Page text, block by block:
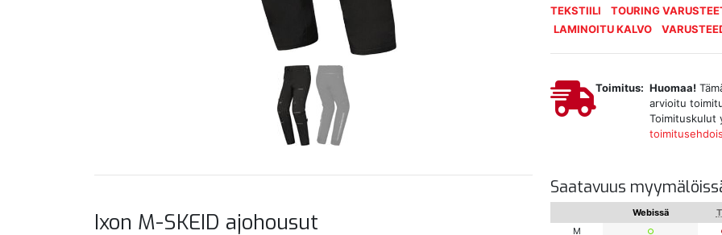
TEKSTIILI
TOURING
LAMINOITU KALVO
Toimitus: Huomaa!
arvioitu
Toimituskulut
Saatavuus
Webissä
M
Ixon M-SKEID ajohousut